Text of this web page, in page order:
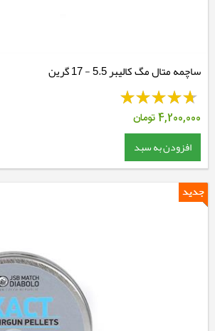
ساچمه متال مگ کالیبر 5.5 - 17 گرین
4,200,000تومان
افزودن به سبد